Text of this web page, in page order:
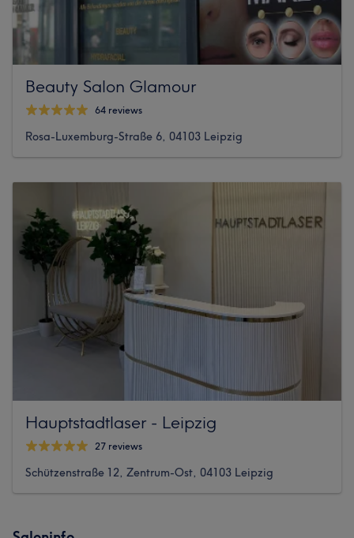
Beauty Salon Glamour
64 reviews
Rosa-Luxemburg-Straße 6, 04103 Leipzig
Hauptstadtlaser - Leipzig
27 reviews
Schützenstraße 12, Zentrum-Ost, 04103 Leipzig